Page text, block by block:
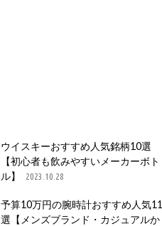
ウイスキーおすすめ人気銘柄10選
【初心者も飲みやすいメーカーボト
ル】
2023.10.28
予算10万円の腕時計おすすめ人気11
選【メンズブランド・カジュアルか